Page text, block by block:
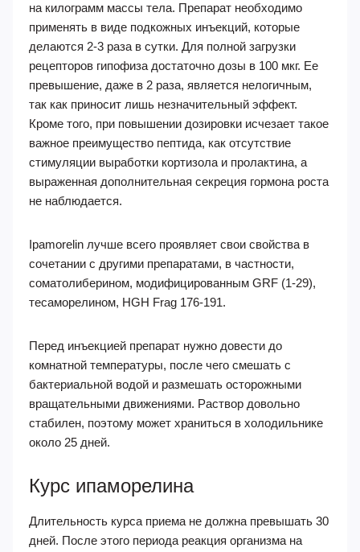
на килограмм массы тела. Препарат необходимо
применять в виде подкожных инъекций, которые
делаются 2-3 раза в сутки. Для полной загрузки
рецепторов гипофиза достаточно дозы в 100 мкг. Ее
превышение, даже в 2 раза, является нелогичным,
так как приносит лишь незначительный эффект.
Кроме того, при повышении дозировки исчезает такое
важное преимущество пептида, как отсутствие
стимуляции выработки кортизола и пролактина, а
выраженная дополнительная секреция гормона роста
не наблюдается.
Ipamorelin лучше всего проявляет свои свойства в
сочетании с другими препаратами, в частности,
соматолиберином, модифицированным GRF (1-29),
тесаморелином, HGH Frag 176-191.
Перед инъекцией препарат нужно довести до
комнатной температуры, после чего смешать с
бактериальной водой и размешать осторожными
вращательными движениями. Раствор довольно
стабилен, поэтому может храниться в холодильнике
около 25 дней.
Курс ипаморелина
Длительность курса приема не должна превышать 30
дней. После этого периода реакция организма на